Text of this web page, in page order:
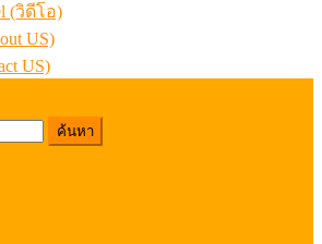
(วิดีโอ)
US)
US)